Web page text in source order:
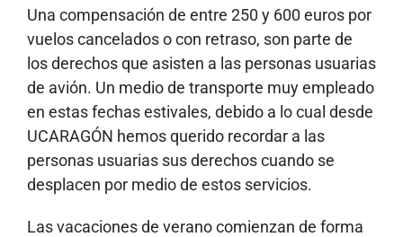
Una compensación de entre 250 y 600 euros por
vuelos cancelados o con retraso, son parte de
los derechos que asisten a las personas usuarias
de avión. Un medio de transporte muy empleado
en estas fechas estivales, debido a lo cual desde
UCARAGÓN hemos querido recordar a las
personas usuarias sus derechos cuando se
desplacen por medio de estos servicios.
Las vacaciones de verano comienzan de forma